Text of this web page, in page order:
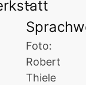
Foto:
Robert
Thiele